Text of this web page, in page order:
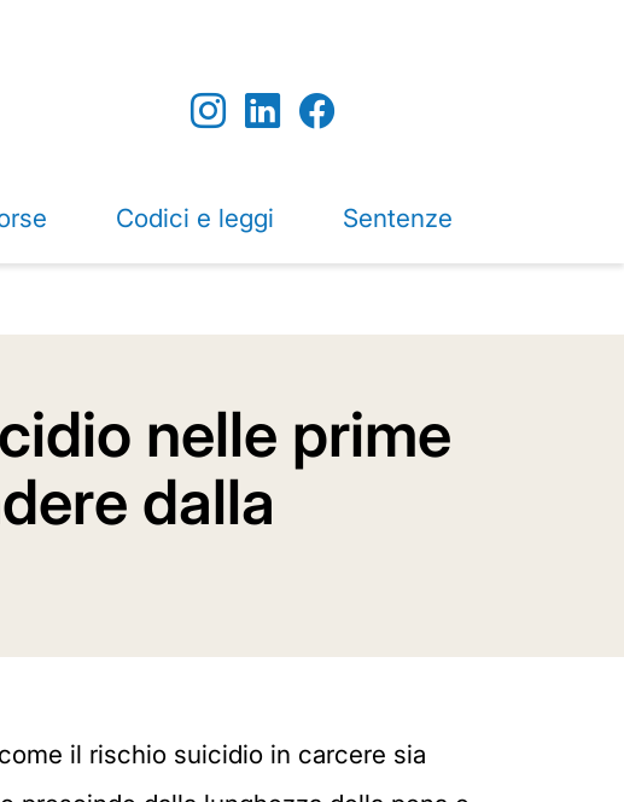
Codici e leggi Sentenze
nelle prime
dalla
il rischio suicidio in carcere sia